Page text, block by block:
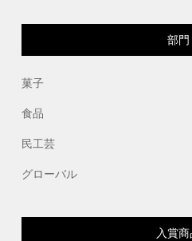
部門
菓子
食品
民工芸
グローバル
入賞商